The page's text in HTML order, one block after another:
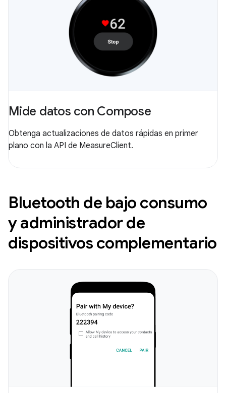
Mide datos con Compose
Obtenga actualizaciones de datos rápidas en primer
plano con la API de MeasureClient.
Bluetooth de bajo consumo
y administrador de
dispositivos complementario